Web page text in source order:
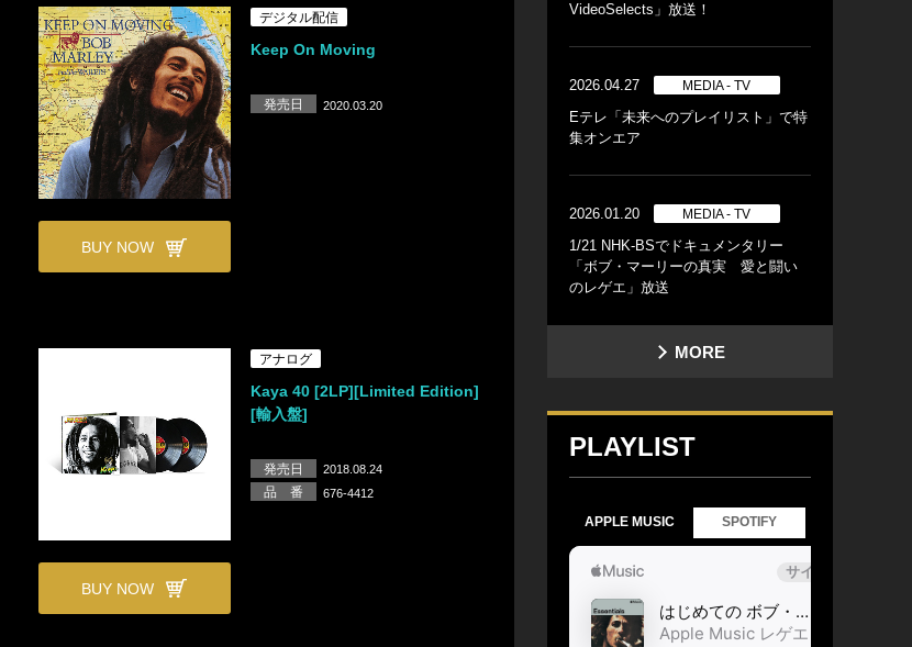
BUY NOW
デジタル配信
Keep On Moving
発売日 2020.03.20
BUY NOW
アナログ
Kaya 40 [2LP][Limited Edition]
[輸入盤]
発売日 2018.08.24
品 番 676-4412
VideoSelects」放送！
2026.04.27 MEDIA - TV
Eテレ「未来へのプレイリスト」で特
集オンエア
2026.01.20 MEDIA - TV
1/21 NHK-BSでドキュメンタリー
「ボブ・マーリーの真実 愛と闘い
のレゲエ」放送
MORE
PLAYLIST
APPLE MUSIC SPOTIFY